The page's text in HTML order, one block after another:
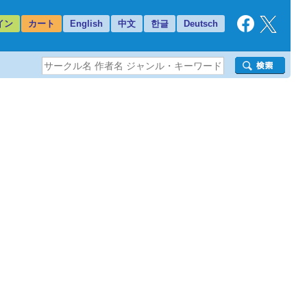
ン カート English 中文 한글 Deutsch